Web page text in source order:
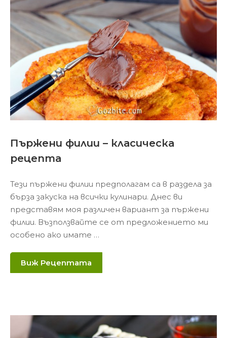
Пържени филии – класическа
рецепта
Тези пържени филии предполагам са в раздела за
бърза закуска на всички кулинари. Днес ви
представям моя различен вариант за пържени
филии. Възползвайте се от предложението ми
особено ако имате …
Виж Рецептата